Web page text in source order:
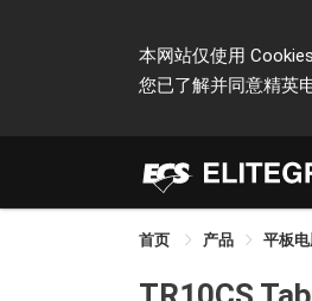
本网站仅使用
您已了解并同意精英
首页 产品 平板